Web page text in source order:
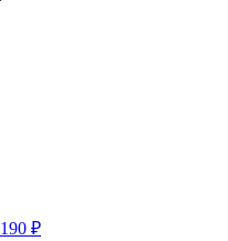
190 ₽